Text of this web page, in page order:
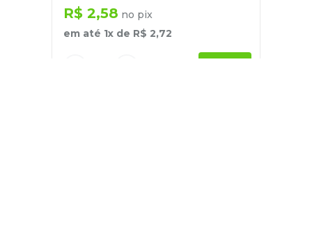
R$ 2,58 no pix
em até 1x de R$ 2,72